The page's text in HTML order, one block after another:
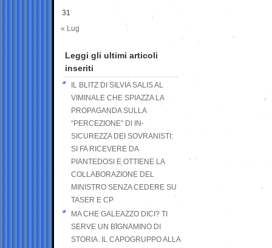
31
« Lug
Leggi gli ultimi articoli
inseriti
IL BLITZ DI SILVIA SALIS AL
VIMINALE CHE SPIAZZA LA
PROPAGANDA SULLA
“PERCEZIONE” DI IN-
SICUREZZA DEI SOVRANISTI:
SI FA RICEVERE DA
PIANTEDOSI E OTTIENE LA
COLLABORAZIONE DEL
MINISTRO SENZA CEDERE SU
TASER E CP
MA CHE GALEAZZO DICI? TI
SERVE UN BIGNAMINO DI
STORIA. IL CAPOGRUPPO ALLA